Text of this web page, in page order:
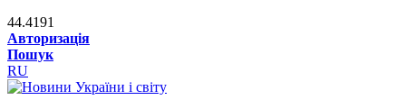
44.4191
Авторизація
Пошук
RU